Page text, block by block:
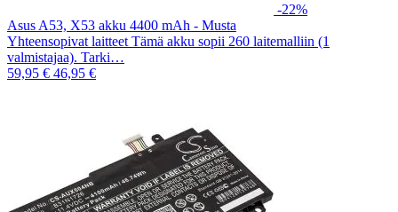
-22%
Asus A53, X53 akku 4400 mAh - Musta
Yhteensopivat laitteet Tämä akku sopii 260 laitemalliin (1
valmistajaa). Tarki…
59,95 € 46,95 €